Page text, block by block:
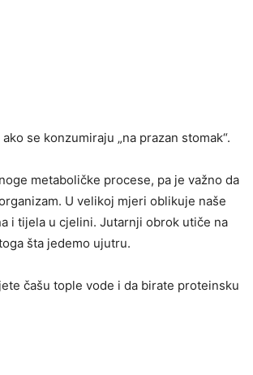
se konzumiraju „na prazan stomak“.
metaboličke procese, pa je važno da
U velikoj mjeri oblikuje naše
i tijela u cjelini. Jutarnji obrok utiče na
šta jedemo ujutru.
čašu tople vode i da birate proteinsku